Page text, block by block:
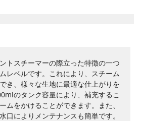
トスチーマーの際立った特徴の一つ
レベルです。これにより、スチーム
き、様々な生地に最適な仕上がりを
のタンク容量により、補充するこ
ムをかけることができます。また、
口によりメンテナンスも簡単です。